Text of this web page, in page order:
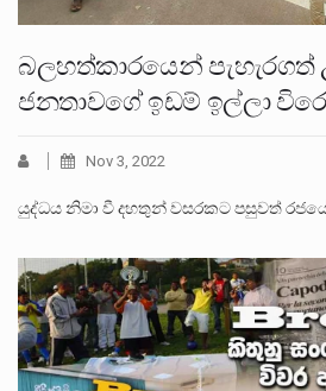
බලහත්කාරයෙන් පැහැරගත්
ජනතාවගේ ඉඩම් ඉල්ලා
Nov 3, 2022
යුද්ධය නිමා වී දහතුන් වසරකට පසුවත්